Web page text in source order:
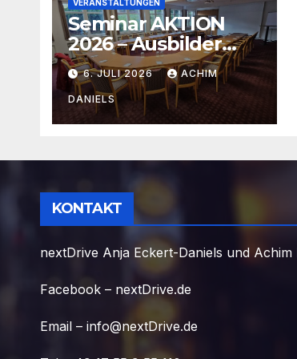
VERANSTALTUNGEN
Seminar AKTION
2026 – Ausbilder
Fortbildung schon
ab 399€!!!
6. JULI 2026 ACHIM
DANIELS
KONTAKT
nextDrive Anja Eckert-Daniels und Achim
Facebook – nextDrive.de
Email – info@nextDrive.de